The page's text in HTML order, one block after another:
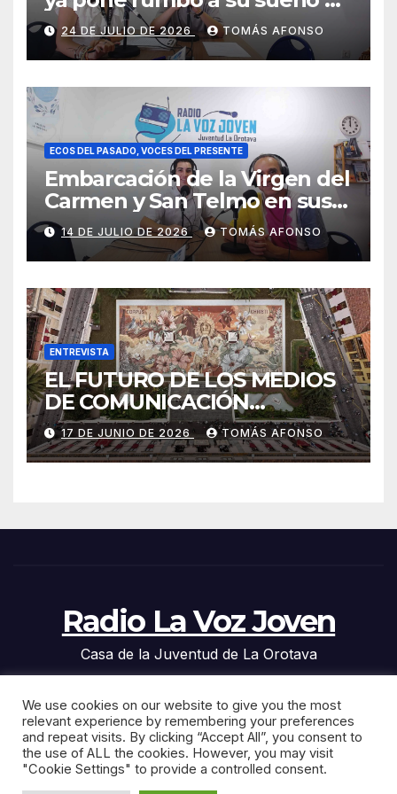
ser piloto.
24 DE JULIO DE 2026 TOMÁS AFONSO
ECOS DEL PASADO, VOCES DEL PRESENTE
Embarcación de la Virgen del
Carmen y San Telmo en sus
falúas 2026
14 DE JULIO DE 2026 TOMÁS AFONSO
ENTREVISTA
EL FUTURO DE LOS MEDIOS
DE COMUNICACIÓN
PRESENTES EN LAS
ALFOMBRAS DE LA OCTAVA
DEL CORPUS CHRISTI 2026
17 DE JUNIO DE 2026 TOMÁS AFONSO
Radio La Voz Joven
Casa de la Juventud de La Orotava
Funciona gracias a WordPress|Tema: News Click de
Themeansar
We use cookies on our website to give you the most
relevant experience by remembering your preferences
and repeat visits. By clicking “Accept All”, you consent to
the use of ALL the cookies. However, you may visit
"Cookie Settings" to provide a controlled consent.